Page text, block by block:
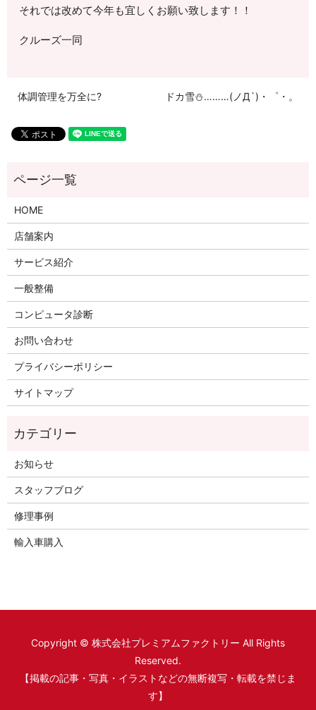
それでは改めて今年も宜しくお願い致します！！
クルーズ一同
体調管理を万全に? ドカ雪⛄………(ノД`)・゜・。
HOME
店舗案内
サービス紹介
一般整備
コンピュータ診断
お問い合わせ
プライバシーポリシー
サイトマップ
お知らせ
スタッフブログ
修理事例
輸入車購入
Copyright © 株式会社プレミアムファクトリー All Rights
Reserved.
【掲載の記事・写真・イラストなどの無断複写・転載を禁じま
す】